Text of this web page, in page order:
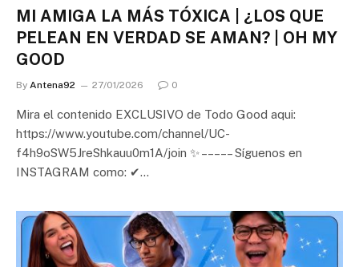
MI AMIGA LA MÁS TÓXICA | ¿LOS QUE
PELEAN EN VERDAD SE AMAN? | OH MY
GOOD
By Antena92 27/01/2026 0
Mira el contenido EXCLUSIVO de Todo Good aqui:
https://www.youtube.com/channel/UC-
f4h9oSW5JreShkauu0m1A/join ✨ – – – – – Síguenos en
INSTAGRAM como: ✔…